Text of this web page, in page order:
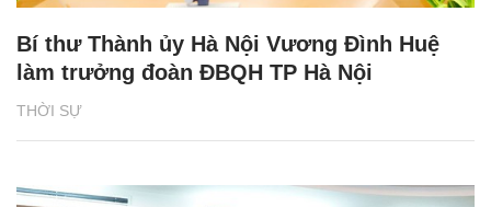
THỜI SỰ
Bí thư Thành ủy Hà Nội Vương Đình Huệ
làm trưởng đoàn ĐBQH TP Hà Nội